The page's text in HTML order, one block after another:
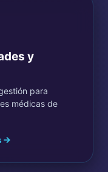
y
para
médicas de